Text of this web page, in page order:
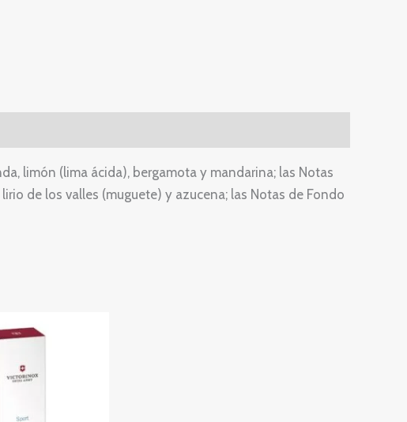
limón (lima ácida), bergamota y mandarina; las Notas
de los valles (muguete) y azucena; las Notas de Fondo